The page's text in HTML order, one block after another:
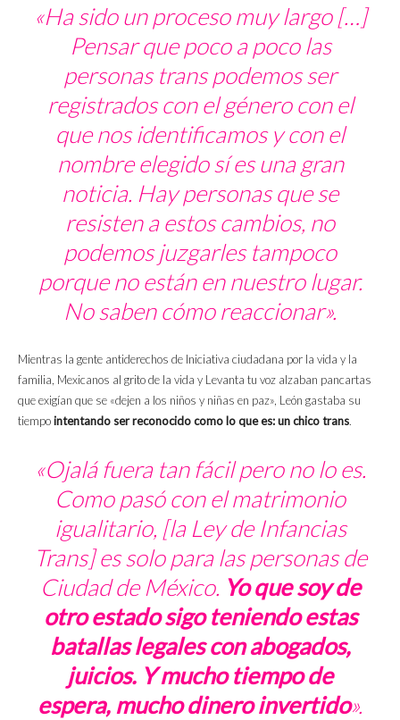
«Ha sido un proceso muy largo […]
Pensar que poco a poco las
personas trans podemos ser
registrados con el género con el
que nos identificamos y con el
nombre elegido sí es una gran
noticia. Hay personas que se
resisten a estos cambios, no
podemos juzgarles tampoco
porque no están en nuestro lugar.
No saben cómo reaccionar».
Mientras la gente antiderechos de Iniciativa ciudadana por la vida y la
familia, Mexicanos al grito de la vida y Levanta tu voz alzaban pancartas
que exigían que se «dejen a los niños y niñas en paz», León gastaba su
tiempointentando ser reconocido como lo que es: un chico trans.
«Ojalá fuera tan fácil pero no lo es.
Como pasó con el matrimonio
igualitario, [la Ley de Infancias
Trans] es solo para las personas de
Ciudad de México. Yo que soy de
otro estado sigo teniendo estas
batallas legales con abogados,
juicios. Y mucho tiempo de
espera, mucho dinero invertido».